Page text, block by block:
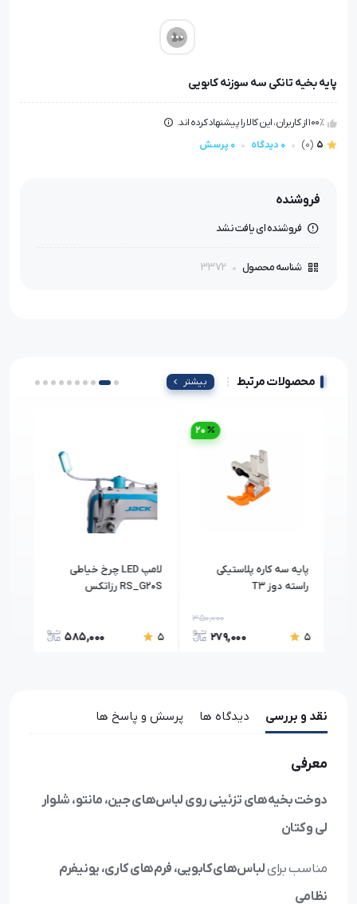
پایه بخیه تانکی سه سوزنه کابویی
100٪ از کاربران، این کالا را پیشنهاد کرده اند.
5
(0) 0 دیدگاه 0 پرسش
فروشنده
فروشنده ای یافت نشد
شناسه محصول 3372
محصولات مرتبط بیشتر
پایه سه کاره پلاستیکی
راسته دوز T3
5
350,000
279,000
20
لامپ LED چرخ خیاطی
RS_G20S رزاتکس
5
585,000
نقد و بررسی دیدگاه ها پرسش و پاسخ ها
معرفی
دوخت بخیه‌های تزئینی روی لباس‌های جین، مانتو، شلوار
لی و کتان
مناسب برایلباس‌های کابویی، فرم‌های کاری، یونیفرم
نظامی